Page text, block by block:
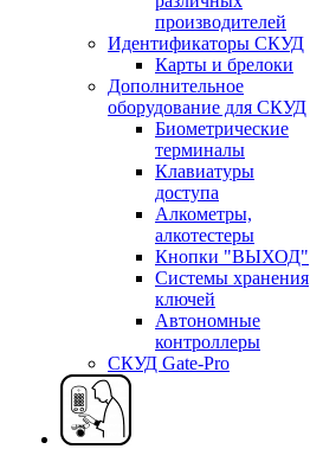
производителей
Идентификаторы СКУД
Карты и брелоки
Дополнительное
оборудование для СКУД
Биометрические
терминалы
Клавиатуры
доступа
Алкометры,
алкотестеры
Кнопки "ВЫХОД"
Системы хранения
ключей
Автономные
контроллеры
СКУД Gate-Pro